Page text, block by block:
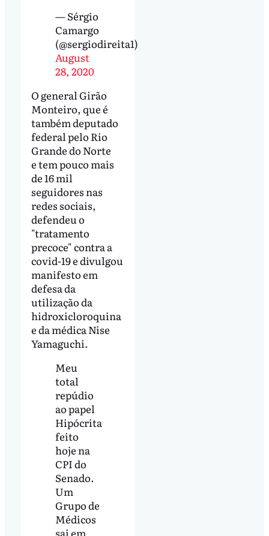
— Sérgio
Camargo
(@sergiodireita1)
August
28, 2020
O general Girão
Monteiro, que é
também deputado
federal pelo Rio
Grande do Norte
e tem pouco mais
de 16 mil
seguidores nas
redes sociais,
defendeu o
"tratamento
precoce" contra a
covid-19 e divulgou
manifesto em
defesa da
utilização da
hidroxicloroquina
e da médica Nise
Yamaguchi.
Meu
total
repúdio
ao papel
Hipócrita
feito
hoje na
CPI do
Senado.
Um
Grupo de
Médicos
sai em